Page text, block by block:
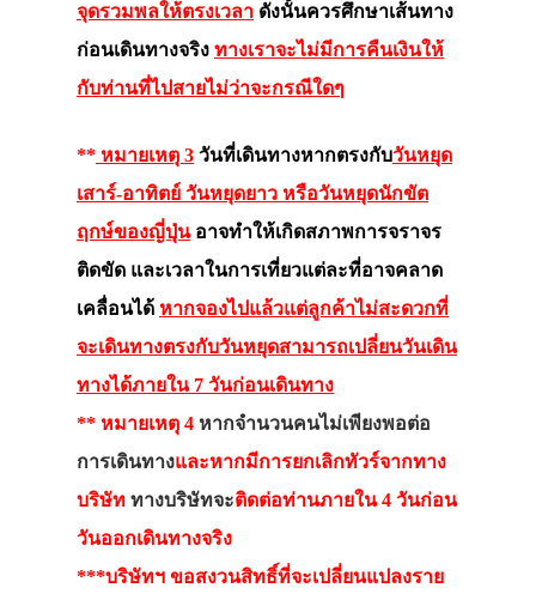
จุดรวมพลให้ตรงเวลา ดังนั้นควรศึกษาเส้นทาง
ก่อนเดินทางจริง ทางเราจะไม่มีการคืนเงินให้
กับท่านที่ไปสายไม่ว่าจะกรณีใดๆ
** หมายเหตุ 3 วันที่เดินทางหากตรงกับวันหยุด
เสาร์-อาทิตย์ วันหยุดยาว หรือวันหยุดนักขัต
ฤกษ์ของญี่ปุ่น อาจทำให้เกิดสภาพการจราจร
ติดขัด และเวลาในการเที่ยวแต่ละที่อาจคลาด
เคลื่อนได้ หากจองไปแล้วแต่ลูกค้าไม่สะดวกที่
จะเดินทางตรงกับวันหยุดสามารถเปลี่ยนวันเดิน
ทางได้ภายใน 7 วันก่อนเดินทาง
** หมายเหตุ 4 หากจำนวนคนไม่เพียงพอต่อ
การเดินทางและหากมีการยกเลิกทัวร์จากทาง
บริษัท ทางบริษัทจะติดต่อท่านภายใน 4 วันก่อน
วันออกเดินทางจริง
***บริษัทฯ ขอสงวนสิทธิ์ที่จะเปลี่ยนแปลงราย